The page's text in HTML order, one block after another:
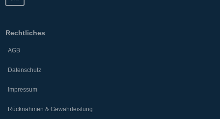
Rechtliches
AGB
Datenschutz
Impressum
Rücknahmen & Gewährleistung